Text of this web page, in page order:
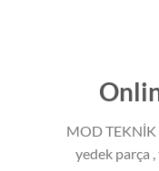
MOD
yedek parça